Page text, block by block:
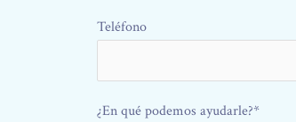
Teléfono
¿En qué podemos ayudarle?*